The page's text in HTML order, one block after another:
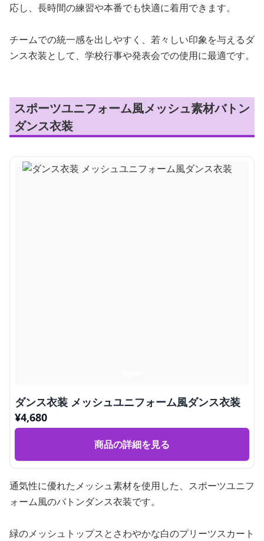
応し、長時間の練習や本番でも快適に着用できます。
チームでの統一感を出しやすく、若々しい印象を与えるダ
ンス衣装として、学校行事や発表会での使用に最適です。
スポーツユニフォーム風メッシュ素材バトン
ダンス衣装
ダンス衣装 メッシュユニフォーム風ダンス衣装
¥4,680
商品の詳細を見る
通気性に優れたメッシュ素材を使用した、スポーツユニフ
ォーム風のバトンダンス衣装です。
緑のメッシュトップスとさわやかな白のプリーツスカート